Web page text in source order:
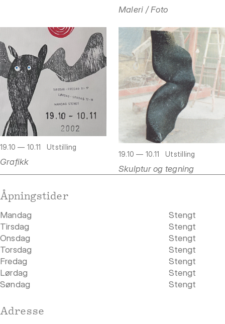
Maleri / Foto
19.10 — 10.11 Utstilling
Grafikk
19.10 — 10.11 Utstilling
Skulptur og tegning
Åpningstider
Mandag
Stengt
Tirsdag
Stengt
Onsdag
Stengt
Torsdag
Stengt
Fredag
Stengt
Lørdag
Stengt
Søndag
Stengt
Adresse